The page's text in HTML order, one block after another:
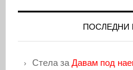
ПОСЛЕДНИ
Стелаза Давам под